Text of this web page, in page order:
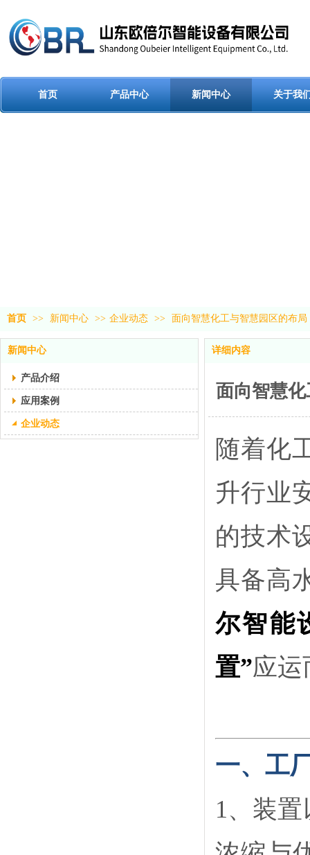
首页 产品中心 新闻中心 关于我
首页 >> 新闻中心 >> 企业动态 >> 面向智慧化工与智慧园区的布
新闻中心
产品介绍
应用案例
企业动态
详细内容
面向智慧
随着化
升行业
的技术
具备高
尔智能
置”应运
一、工
1、装